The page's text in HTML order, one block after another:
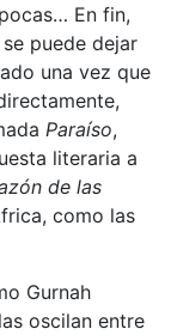
En fin,
puede dejar
una vez que
Paraíso,
literaria a
de las
como las
Gurnah
oscilan entre